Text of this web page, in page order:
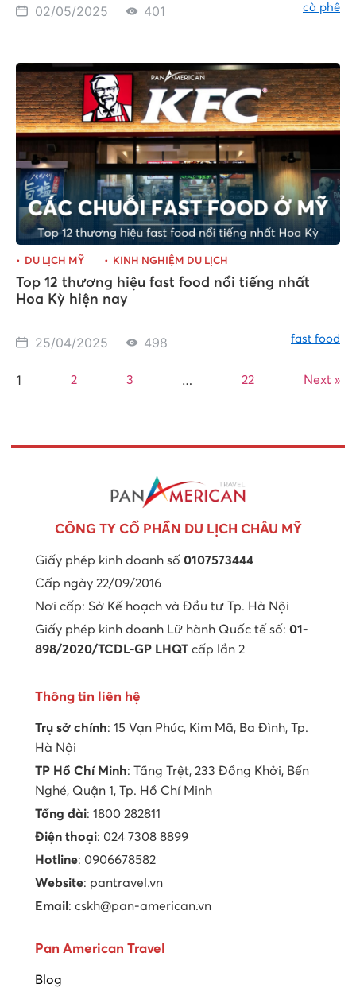
02/05/2025 401 cà phê
DU LỊCH MỸ KINH NGHIỆM DU LỊCH
Top 12 thương hiệu fast food nổi tiếng nhất
Hoa Kỳ hiện nay
25/04/2025 498 fast food
1 2 3 … 22 Next »
CÔNG TY CỔ PHẦN DU LỊCH CHÂU MỸ
Giấy phép kinh doanh số 0107573444
Cấp ngày 22/09/2016
Nơi cấp: Sở Kế hoạch và Đầu tư Tp. Hà Nội
Giấy phép kinh doanh Lữ hành Quốc tế số: 01-
898/2020/TCDL-GP LHQT cấp lần 2
Thông tin liên hệ
Trụ sở chính: 15 Vạn Phúc, Kim Mã, Ba Đình, Tp.
Hà Nội
TP Hồ Chí Minh: Tầng Trệt, 233 Đồng Khởi, Bến
Nghé, Quận 1, Tp. Hồ Chí Minh
Tổng đài: 1800 282811
Điện thoại: 024 7308 8899
Hotline: 0906678582
Website: pantravel.vn
Email : cskh@pan-american.vn
Pan American Travel
Blog